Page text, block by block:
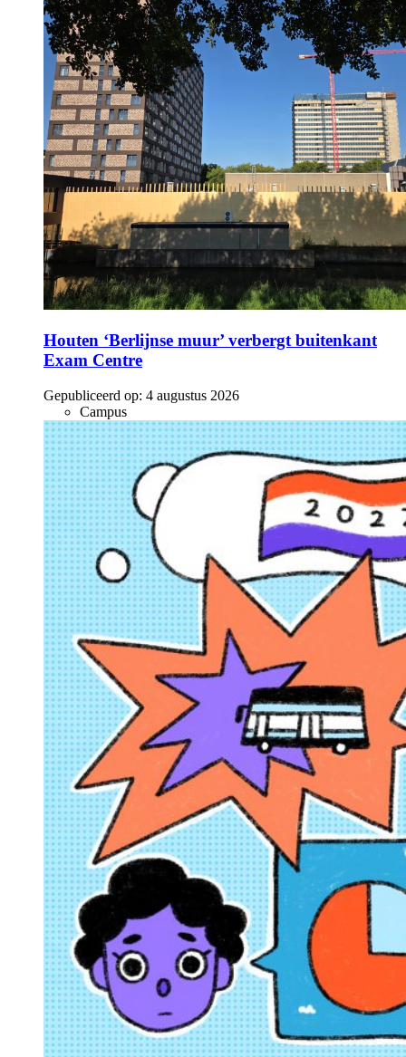
Houten ‘Berlijnse muur’ verbergt buitenkant
Exam Centre
Gepubliceerd op: 4 augustus 2026
Campus